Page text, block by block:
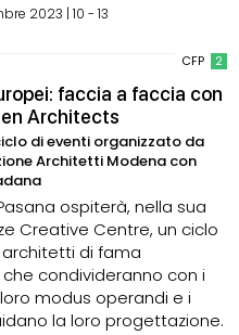
2023 | 10 - 13
CFP 2
faccia a faccia con
Architects
di eventi organizzato da
Architetti Modena con
ospiterà, nella sua
Creative Centre, un ciclo
di fama
condivideranno con i
modus operandi e i
la loro progettazione.